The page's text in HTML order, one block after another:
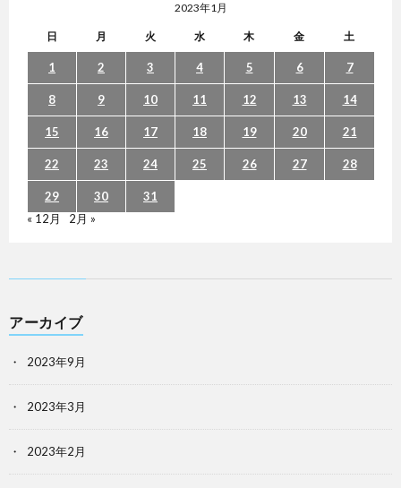
2023年1月
日 月 火 水 木 金 土
1 2 3 4 5 6 7
8 9 10 11 12 13 14
15 16 17 18 19 20 21
22 23 24 25 26 27 28
29 30
31
« 12月
2月 »
アーカイブ
2023年9月
2023年3月
2023年2月